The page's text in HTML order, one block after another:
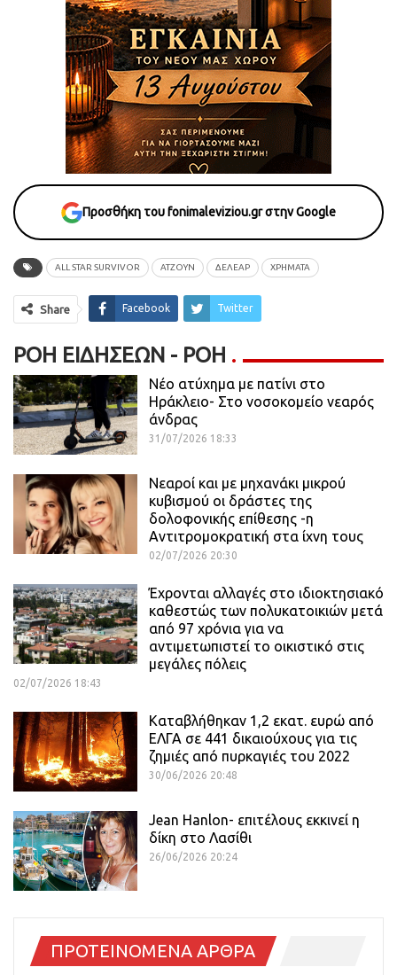
Προσθήκη του fonimaleviziou.gr στην Google
ALL STAR SURVIVOR ΑΤΖΟΥΝ ΔΕΛΕΑΡ ΧΡΗΜΑΤΑ
Share Facebook Twitter
ΡΟΉ ΕΙΔΉΣΕΩΝ - ΡΟΗ
Νέο ατύχημα με πατίνι στο
Ηράκλειο- Στο νοσοκομείο νεαρός
άνδρας
31/07/2026 18:33
Νεαροί και με μηχανάκι μικρού
κυβισμού οι δράστες της
δολοφονικής επίθεσης -η
Αντιτρομοκρατική στα ίχνη τους
02/07/2026 20:30
Έχρονται αλλαγές στο ιδιοκτησιακό
καθεστώς των πολυκατοικιών μετά
από 97 χρόνια για να
αντιμετωπιστεί το οικιστικό στις
μεγάλες πόλεις
02/07/2026 18:43
Καταβλήθηκαν 1,2 εκατ. ευρώ από
ΕΛΓΑ σε 441 δικαιούχους για τις
ζημιές από πυρκαγιές του 2022
30/06/2026 20:48
Jean Hanlon- επιτέλους εκκινεί η
δίκη στο Λασίθι
26/06/2026 20:24
ΠΡΟΤΕΙΝΟΜΕΝΑ ΑΡΘΡΑ